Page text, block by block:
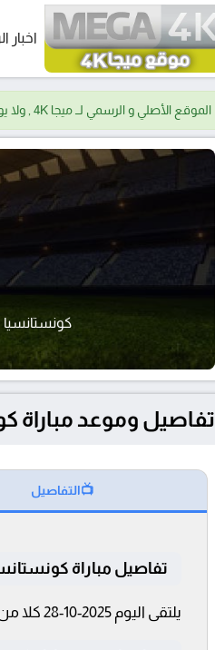
اخبار
الموقع الأصلي و الرسمي لــ ميجا 4K , ولا يوجد لدينا موقع اخر.
كونستانسيا
تفاصيل وموعد مباراة كونستانسيا و
📺التفاصيل
تفاصيل مباراة
يلتقى اليوم 2025-10-28 كلا من نادى كونستانسيا و جيرونا فى بطولة كأس ملك إسبانيا فى تمام الساعة 21:00 بتوقيت القاهرة و 21:00.